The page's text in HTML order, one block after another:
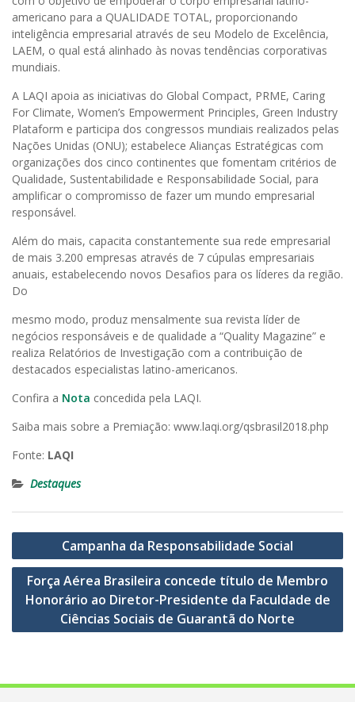
americano para a QUALIDADE TOTAL, proporcionando
inteligência empresarial através de seu Modelo de Excelência,
LAEM, o qual está alinhado às novas tendências corporativas
mundiais.
A LAQI apoia as iniciativas do Global Compact, PRME, Caring
For Climate, Women’s Empowerment Principles, Green Industry
Plataform e participa dos congressos mundiais realizados pelas
Nações Unidas (ONU); estabelece Alianças Estratégicas com
organizações dos cinco continentes que fomentam critérios de
Qualidade, Sustentabilidade e Responsabilidade Social, para
amplificar o compromisso de fazer um mundo empresarial
responsável.
Além do mais, capacita constantemente sua rede empresarial
de mais 3.200 empresas através de 7 cúpulas empresariais
anuais, estabelecendo novos Desafios para os líderes da região.
Do
mesmo modo, produz mensalmente sua revista líder de
negócios responsáveis e de qualidade a “Quality Magazine” e
realiza Relatórios de Investigação com a contribuição de
destacados especialistas latino-americanos.
Confira a Nota concedida pela LAQI.
Saiba mais sobre a Premiação: www.laqi.org/qsbrasil2018.php
Fonte: LAQI
Destaques
Navegação
de
Post
Campanha da Responsabilidade Social
Força Aérea Brasileira concede título de Membro
Honorário ao Diretor-Presidente da Faculdade de
Ciências Sociais de Guarantã do Norte